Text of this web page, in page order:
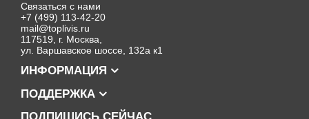
Связаться с нами
+7 (499) 113-42-20
mail@toplivis.ru
117519, г. Москва,
ул. Варшавское шоссе, 132а к1
ИНФОРМАЦИЯ
ПОДДЕРЖКА